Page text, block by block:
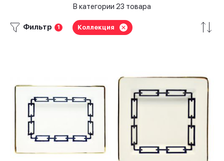
В категории 23 товара
Фильтр 1 Коллекция